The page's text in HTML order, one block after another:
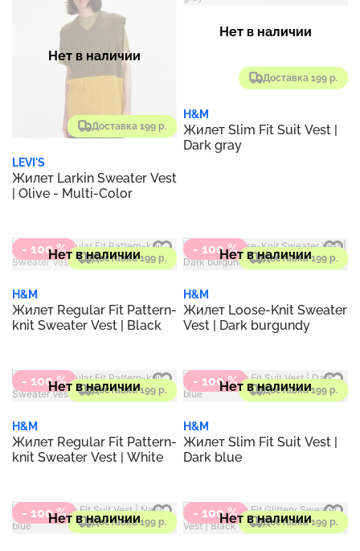
Доставка 199 р.
Нет в наличии
LEVI'S
Жилет Larkin Sweater Vest
| Olive - Multi-Color
Доставка 199 р.
Нет в наличии
H&M
Жилет Slim Fit Suit Vest |
Dark gray
- 100 %
Доставка 199 р.
Нет в наличии
H&M
Жилет Regular Fit Pattern-
knit Sweater Vest | Black
- 100 %
Доставка 199 р.
Нет в наличии
H&M
Жилет Loose-Knit Sweater
Vest | Dark burgundy
- 100 %
Доставка 199 р.
Нет в наличии
H&M
Жилет Regular Fit Pattern-
knit Sweater Vest | White
- 100 %
Доставка 199 р.
Нет в наличии
H&M
Жилет Slim Fit Suit Vest |
Dark blue
- 100 %
Доставка 199 р.
Нет в наличии - 100 %
Доставка 199 р.
Нет в наличии